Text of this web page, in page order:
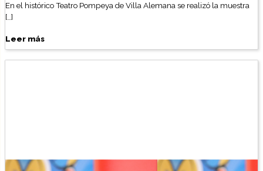
En el histórico Teatro Pompeya de Villa Alemana se realizó la muestra
[…]
Leer más